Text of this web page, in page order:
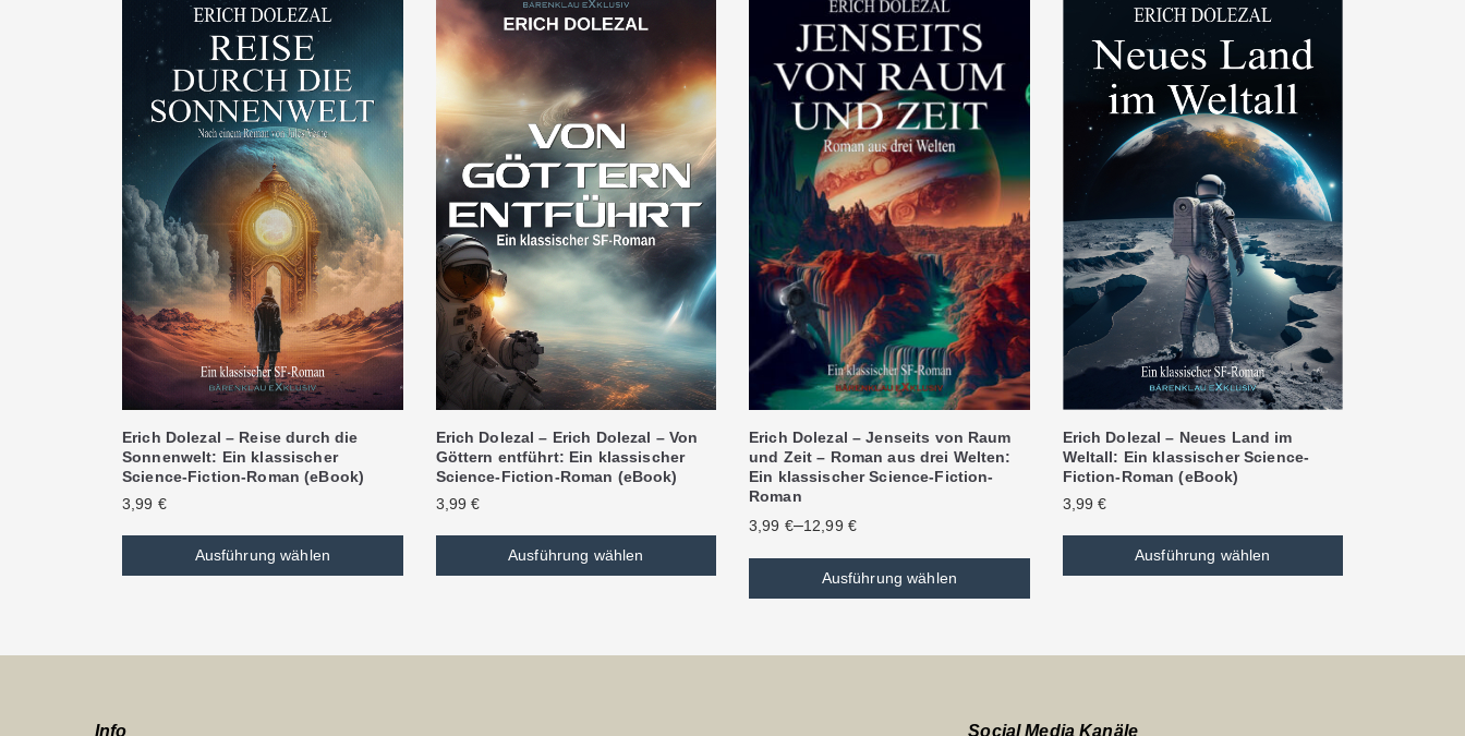
Erich Dolezal – Reise durch die
Sonnenwelt: Ein klassischer
Science-Fiction-Roman (eBook)
3,99 €
Ausführung wählen
Erich Dolezal – Erich Dolezal – Von
Göttern entführt: Ein klassischer
Science-Fiction-Roman (eBook)
3,99€
Ausführung wählen
Erich Dolezal – Jenseits von Raum
und Zeit – Roman aus drei Welten:
Ein klassischer Science-Fiction-
Roman
3,99 €–12,99 €
Ausführung wählen
Erich Dolezal – Neues Land im
Weltall: Ein klassischer Science-
Fiction-Roman (eBook)
3,99€
Ausführung wählen
Info Social Media Kanäle